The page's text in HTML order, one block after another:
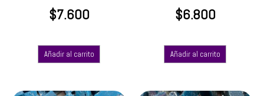
$7.600
Añadir al carrito
$6.800
Añadir al carrito